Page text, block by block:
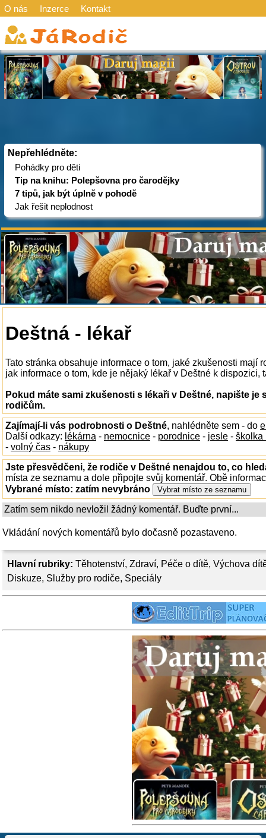
O nás Inzerce Kontakt
Nepřehlédněte:
Pohádky pro děti
Tip na knihu: Polepšovna pro čarodějky
7 tipů, jak být úplně v pohodě
Jak řešit neplodnost
Hlavní rubriky: Těhotenství, Zdraví, Péče o dítě, Výchova
Diskuze, Služby pro rodiče, Speciály
Deštná - lékař
Tato stránka obsahuje informace o tom, jaké zkušenosti mají
jak informace o tom, kde je nějaký lékař v Deštné k dispozici,
Pokud máte sami zkušenosti s lékaři v Deštné, napište je
rodičům.
Zajímají-li vás podrobnosti o Deštné, nahlédněte sem - do
Další odkazy: lékárna - nemocnice - porodnice - jesle - školka
- volný čas - nákupy
Jste přesvědčeni, že rodiče v Deštné nenajdou to, co
místa ze seznamu a dole připojte svůj komentář. Obě
Vybrané místo: zatím nevybráno
Zatím sem nikdo nevložil žádný komentář. Buďte první...
Vkládání nových komentářů bylo dočasně pozastaveno.